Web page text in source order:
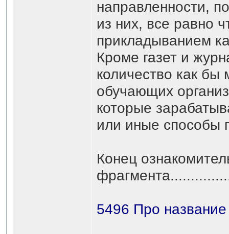
направленности,
из них, все равно
прикладыванием
Кроме газет и
количество как бы
обучающих
которые
или иные способы
Конец
5496 Про название